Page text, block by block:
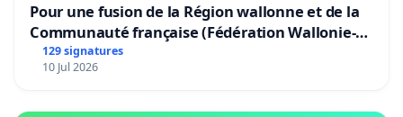
Pour une fusion de la Région wallonne et de la
Communauté française (Fédération Wallonie-
Bruxelles)
129 signatures
10 Jul 2026